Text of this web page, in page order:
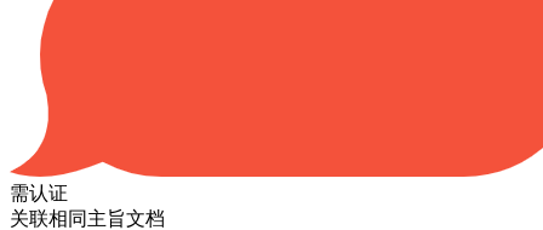
需认证
关联相同主旨文档